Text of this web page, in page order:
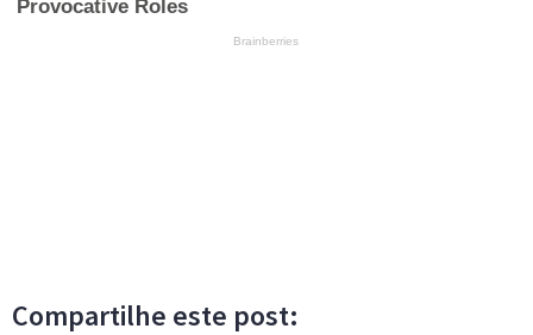
Compartilhe este post: